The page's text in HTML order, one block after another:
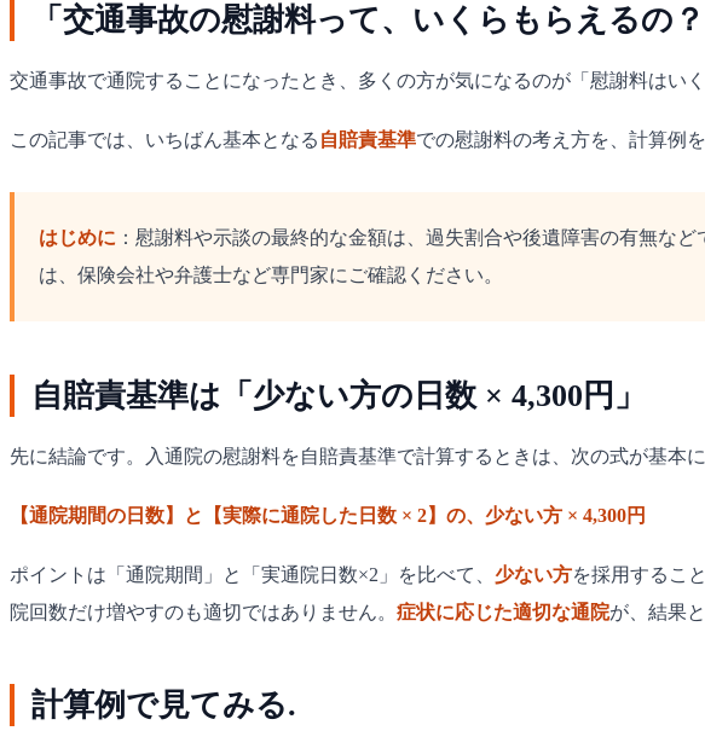
「交通事故の慰謝料って、いくらもらえる
交通事故で通院することになったとき、多くの方が気になるのが「慰謝料はい
この記事では、いちばん基本となる 自賠責基準での慰謝料の考え方を、計算例
はじめに ：慰謝料や示談の最終的な金額は、過失割合や後遺障害の有無な
は、保険会社や弁護士など専門家にご確認ください。
自賠責基準は「少ない方の日数 × 4,300円」
先に結論です。入通院の慰謝料を自賠責基準で計算するときは、次の式が基本に
【通院期間の日数】と【実際に通院した日数 × 2】の、少ない方 × 4,300円
ポイントは「通院期間」と「実通院日数×2」を比べて、 少ない方を採用するこ
院回数だけ増やすのも適切ではありません。 症状に応じた適切な通院が、結果
計算例で見てみる.